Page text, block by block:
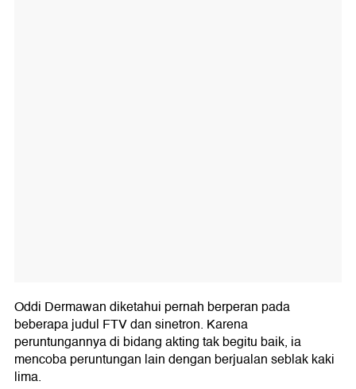
Oddi Dermawan diketahui pernah berperan pada
beberapa judul FTV dan sinetron. Karena
peruntungannya di bidang akting tak begitu baik, ia
mencoba peruntungan lain dengan berjualan seblak kaki
lima.